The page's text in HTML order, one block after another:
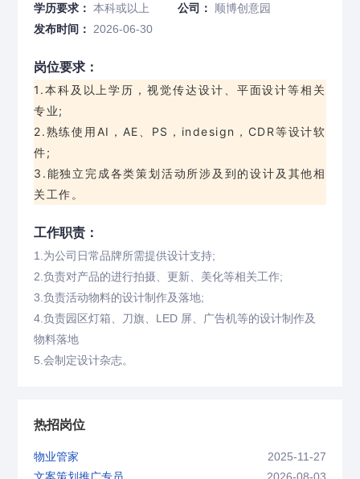
学历要求： 本科或以上 公司：
顺博创意园
发布时间：
2026-06-30
岗位要求：
1.本科及以上学历，视觉传达设计、平面设计等相关
专业;
2.熟练使用AI，AE、PS，indesign，CDR等设计软
件;
3.能独立完成各类策划活动所涉及到的设计及其他相
关工作。
工作职责：
1.为公司日常品牌所需提供设计支持;
2.负责对产品的进行拍摄、更新、美化等相关工作;
3.负责活动物料的设计制作及落地;
4.负责园区灯箱、刀旗、LED 屏、广告机等的设计制作及
物料落地
5.会制定设计杂志。
热招岗位
物业管家
2025-11-27
文案策划推广专员
2026-08-03